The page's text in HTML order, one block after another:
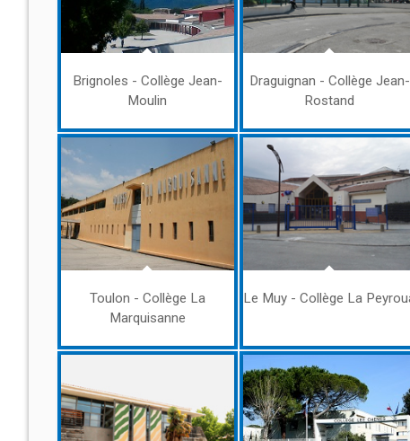
Brignoles - Collège Jean-
Moulin
Draguignan - Collège Jean-
Rostand
Toulon - Collège La
Marquisanne
Le Muy - Collège La